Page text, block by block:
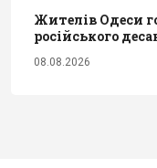
Жителів Одеси
російського
08.08.2026